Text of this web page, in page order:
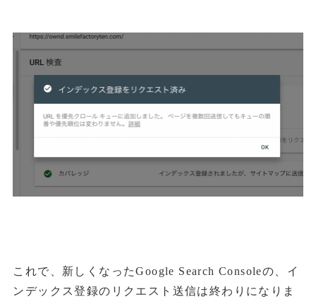
これで、新しくなったGoogle Search Consoleの、イ
ンデックス登録のリクエスト送信は終わりになりま